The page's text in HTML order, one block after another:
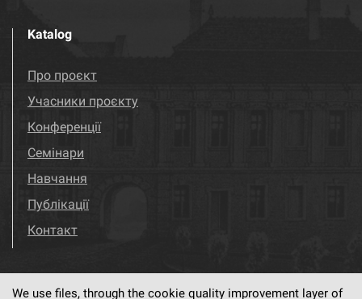
Katalog
Про проєкт
Учасники проєкту
Конференції
Семінари
Навчання
Публікації
Контакт
We use files, through the cookie quality improvement layer of